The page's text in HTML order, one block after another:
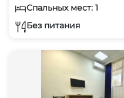
Спальных мест: 1
Без питания